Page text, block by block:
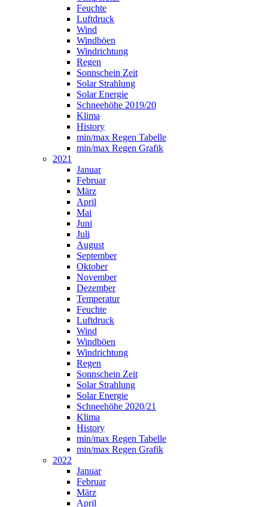
Feuchte
Luftdruck
Wind
Windböen
Windrichtung
Regen
Sonnschein Zeit
Solar Strahlung
Solar Energie
Schneehöhe 2019/20
Klima
History
min/max Regen Tabelle
min/max Regen Grafik
2021
Januar
Februar
März
April
Mai
Juni
Juli
August
September
Oktober
November
Dezember
Temperatur
Feuchte
Luftdruck
Wind
Windböen
Windrichtung
Regen
Sonnschein Zeit
Solar Strahlung
Solar Energie
Schneehöhe 2020/21
Klima
History
min/max Regen Tabelle
min/max Regen Grafik
2022
Januar
Februar
März
April